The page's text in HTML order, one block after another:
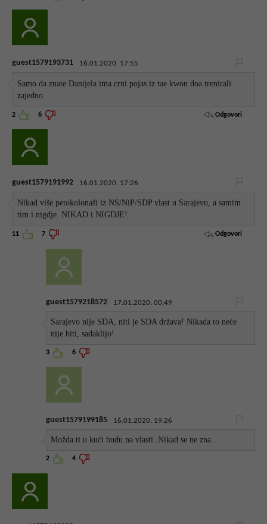
guest1579193731 16.01.2020. 17:55
Samo da znate Danijela ima crni pojas iz tae kwon doa trenirali
zajedno
2 6 Odgovori
guest1579191992 16.01.2020. 17:26
Nikad više petokolonaši iz NS/NiP/SDP vlast u Sarajevu, a samim
tim i nigdje. NIKAD i NIGDJE!
11 7 Odgovori
guest1579218572 17.01.2020. 00:49
Sarajevo nije SDA, niti je SDA drżava! Nikada to neće
nije biti, sadaklijo!
3 6
guest1579199185 16.01.2020. 19:26
Možda ti u kući budu na vlasti..Nikad se ne zna..
2 4